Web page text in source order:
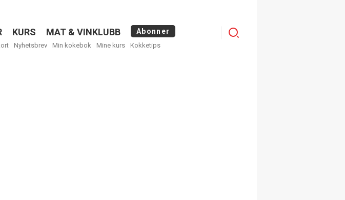
KURS MAT & VINKLUBB Abonner
Nyhetsbrev Min kokebok Mine kurs Kokketips
Menu